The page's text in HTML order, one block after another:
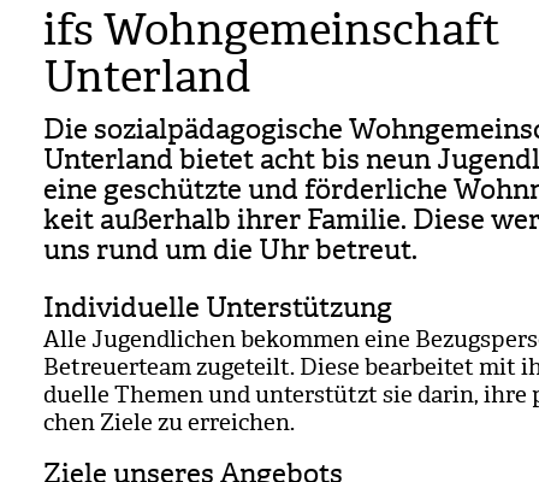
ifs Wohngemeinschaft
Unterland
Die sozi­al­päd­ago­gi­sche
Unter­land bie­tet acht bis neun
eine geschützte und för­der­li­che
keit außer­halb ihrer Fami­lie. Diese
uns rund um die Uhr betreut.
Individuelle Unterstützung
Alle Jugend­li­chen bekom­men eine
Betreu­er­team zuge­teilt. Diese bear­bei­tet mit
du­elle The­men und unter­stützt sie darin,
chen Ziele zu errei­chen.